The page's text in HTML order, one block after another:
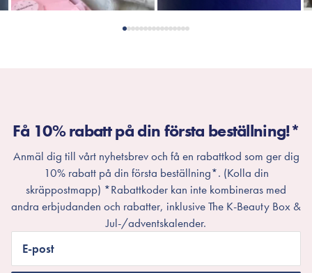
Få 10% rabatt på din första beställning!*
Anmäl dig till vårt nyhetsbrev och få en rabattkod som ger dig
10% rabatt på din första beställning*. (Kolla din
skräppostmapp) *Rabattkoder kan inte kombineras med
andra erbjudanden och rabatter, inklusive The K-Beauty Box &
Jul-/adventskalender.
E-post